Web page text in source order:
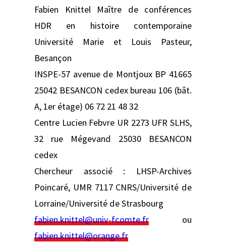
Fabien Knittel Maître de conférences
HDR en histoire contemporaine
Université Marie et Louis Pasteur,
Besançon
INSPE-57 avenue de Montjoux BP 41665
25042 BESANCON cedex bureau 106 (bât.
A, 1er étage) 06 72 21 48 32
Centre Lucien Febvre UR 2273 UFR SLHS,
32 rue Mégevand 25030 BESANCON
cedex
Chercheur associé : LHSP-Archives
Poincaré, UMR 7117 CNRS/Université de
Lorraine/Université de Strasbourg
fabien.knittel@univ-fcomte.fr ou
fabien.knittel@orange.fr